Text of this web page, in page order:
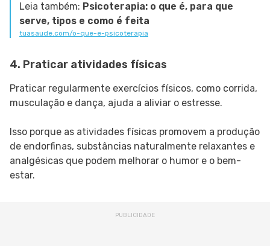
Leia também: Psicoterapia: o que é, para que
serve, tipos e como é feita
tuasaude.com/o-que-e-psicoterapia
4. Praticar atividades físicas
Praticar regularmente exercícios físicos, como corrida,
musculação e dança, ajuda a aliviar o estresse.
Isso porque as atividades físicas promovem a produção
de endorfinas, substâncias naturalmente relaxantes e
analgésicas que podem melhorar o humor e o bem-
estar.